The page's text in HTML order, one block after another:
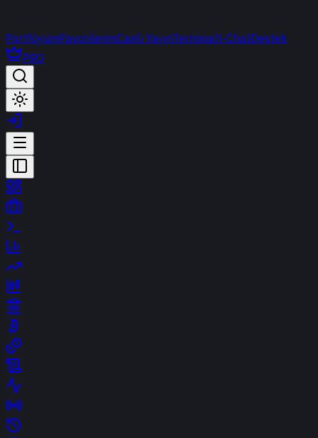
PortföyümFavorilerimCanlı YayınTerminalt-ChatDestek
PRO